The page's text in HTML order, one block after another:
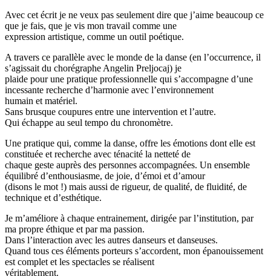
Avec cet écrit je ne veux pas seulement dire que j’aime beaucoup ce
que je fais, que je vis mon travail comme une
expression artistique, comme un outil poétique.
A travers ce parallèle avec le monde de la danse (en l’occurrence, il
s’agissait du chorégraphe Angelin Preljocaj) je
plaide pour une pratique professionnelle qui s’accompagne d’une
incessante recherche d’harmonie avec l’environnement
humain et matériel.
Sans brusque coupures entre une intervention et l’autre.
Qui échappe au seul tempo du chronomètre.
Une pratique qui, comme la danse, offre les émotions dont elle est
constituée et recherche avec ténacité la netteté de
chaque geste auprès des personnes accompagnées. Un ensemble
équilibré d’enthousiasme, de joie, d’émoi et d’amour
(disons le mot !) mais aussi de rigueur, de qualité, de fluidité, de
technique et d’esthétique.
Je m’améliore à chaque entrainement, dirigée par l’institution, par
ma propre éthique et par ma passion.
Dans l’interaction avec les autres danseurs et danseuses.
Quand tous ces éléments porteurs s’accordent, mon épanouissement
est complet et les spectacles se réalisent
véritablement.